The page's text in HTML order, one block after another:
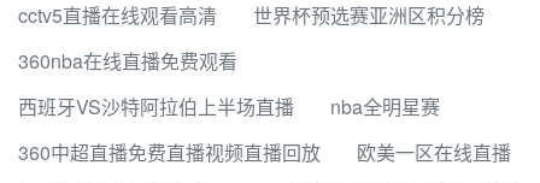
cctv5直播在线观看高清
世界杯预选赛亚洲区积分榜
360nba在线直播免费观看
西班牙VS沙特阿拉伯上半场直播
nba全明星赛
360中超直播免费直播视频直播回放
欧美一区在线直播